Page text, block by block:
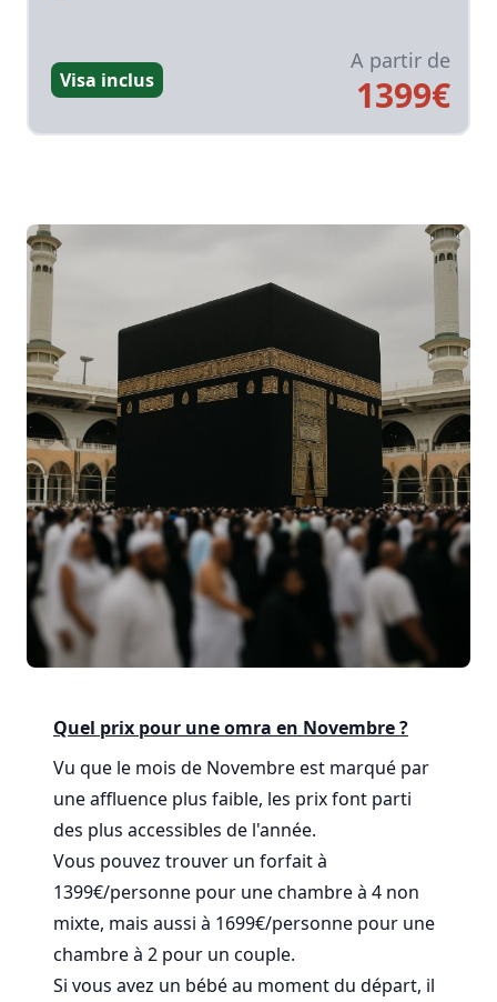
A partir de
1399€
Visa inclus
Quel prix pour une omra en Novembre ?
Vu que le mois de Novembre est marqué par
une affluence plus faible, les prix font parti
des plus accessibles de l'année.
Vous pouvez trouver un forfait à
1399€/personne pour une chambre à 4 non
mixte, mais aussi à 1699€/personne pour une
chambre à 2 pour un couple.
Si vous avez un bébé au moment du départ, il